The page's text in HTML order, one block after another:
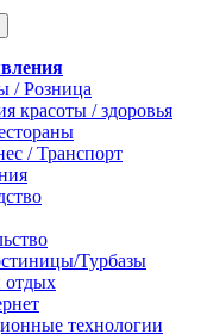
/ Розница
красоты / здоровья
/ Транспорт
Турбазы
отдых
технологии